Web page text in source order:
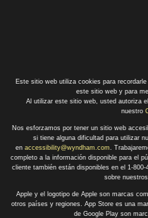
Este sitio web utiliza cookies para
este sitio web y para
Al utilizar este sitio web, usted autoriza
nuestro
Nos esforzamos por tener un sitio web
si tiene alguna dificultad para utilizar
en accessibility@wyndham.com.
completo a la información disponible para el
cliente también están disponibles en el 1-
sobre
Apple y el logotipo de Apple son marcas
otros países y regiones. App Store es una
de Google Play son